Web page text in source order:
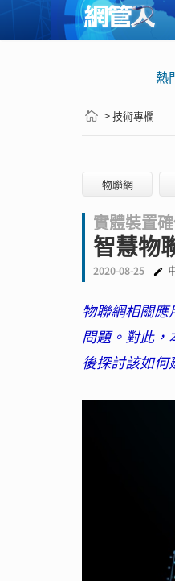
熱
> 技術專欄
物聯網
實體裝置
智慧物
2020-08-25
物聯網相關
問題。對此，
後探討該如何